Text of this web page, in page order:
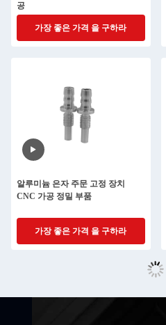
공
가장 좋은 가격 을 구하라
알루미늄 은자 주문 고정 장치
CNC 가공 정밀 부품
가장 좋은 가격 을 구하라